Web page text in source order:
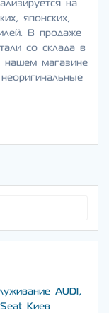
на
японских,
В продаже
со склада в
нашем магазине
AUDI,
Киев